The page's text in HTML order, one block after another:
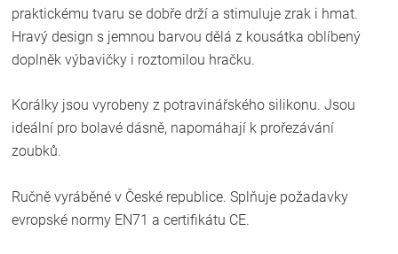
praktickému tvaru se dobře drží a stimuluje zrak i hmat.
Hravý design s jemnou barvou dělá z kousátka oblíbený
doplněk výbavičky i roztomilou hračku.
Korálky jsou vyrobeny z potravinářského silikonu. Jsou
ideální pro bolavé dásně, napomáhají k prořezávání
zoubků.
Ručně vyráběné v České republice. Splňuje požadavky
evropské normy EN71 a certifikátu CE.